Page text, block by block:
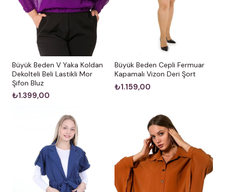
Büyük Beden V Yaka Koldan
Dekolteli Beli Lastikli Mor
Şifon Bluz
₺1.399,00
Büyük Beden Cepli Fermuar
Kapamalı Vizon Deri Şort
₺1.159,00